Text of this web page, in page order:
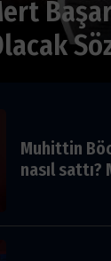
Muhittin
nasıl sattı?